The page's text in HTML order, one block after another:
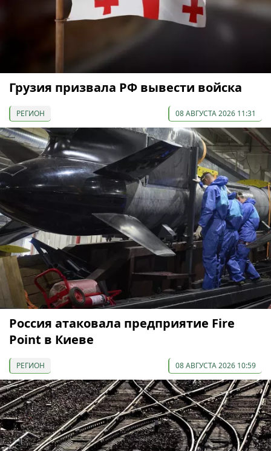
Грузия призвала РФ вывести войска
РЕГИОН 08 АВГУСТА 2026 11:31
Россия атаковала предприятие Fire
Point в Киеве
РЕГИОН 08 АВГУСТА 2026 10:59